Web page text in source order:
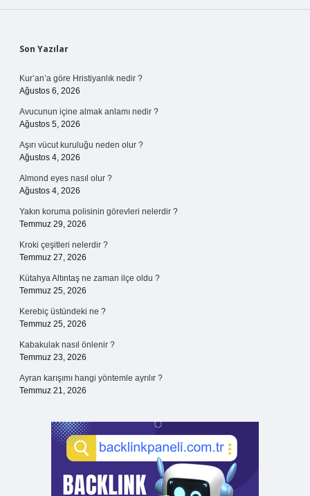
Sidebar
Son Yazılar
Kur’an’a göre Hristiyanlık nedir ?
Ağustos 6, 2026
Avucunun içine almak anlamı nedir ?
Ağustos 5, 2026
Aşırı vücut kuruluğu neden olur ?
Ağustos 4, 2026
Almond eyes nasıl olur ?
Ağustos 4, 2026
Yakın koruma polisinin görevleri nelerdir ?
Temmuz 29, 2026
Kroki çeşitleri nelerdir ?
Temmuz 27, 2026
Kütahya Altıntaş ne zaman ilçe oldu ?
Temmuz 25, 2026
Kerebiç üstündeki ne ?
Temmuz 25, 2026
Kabakulak nasıl önlenir ?
Temmuz 23, 2026
Ayran karışımı hangi yöntemle ayrılır ?
Temmuz 21, 2026